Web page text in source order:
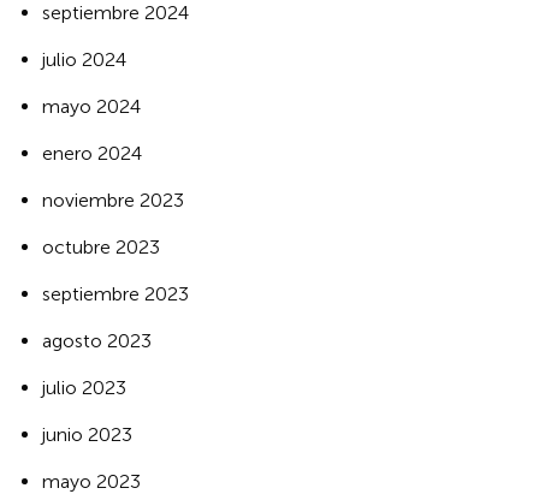
septiembre 2024
julio 2024
mayo 2024
enero 2024
noviembre 2023
octubre 2023
septiembre 2023
agosto 2023
julio 2023
junio 2023
mayo 2023